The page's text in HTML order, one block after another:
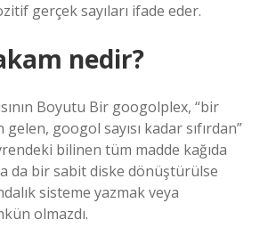
gerçek sayıları ifade eder.
nedir?
Boyutu Bir googolplex, “bir
gelen, googol sayısı kadar sıfırdan”
bilinen tüm madde kağıda
da bir sabit diske dönüştürülse
sisteme yazmak veya
olmazdı.